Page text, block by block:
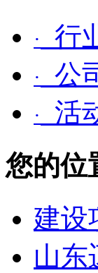
· 行
· 公
·
活
您的位
建设
山东